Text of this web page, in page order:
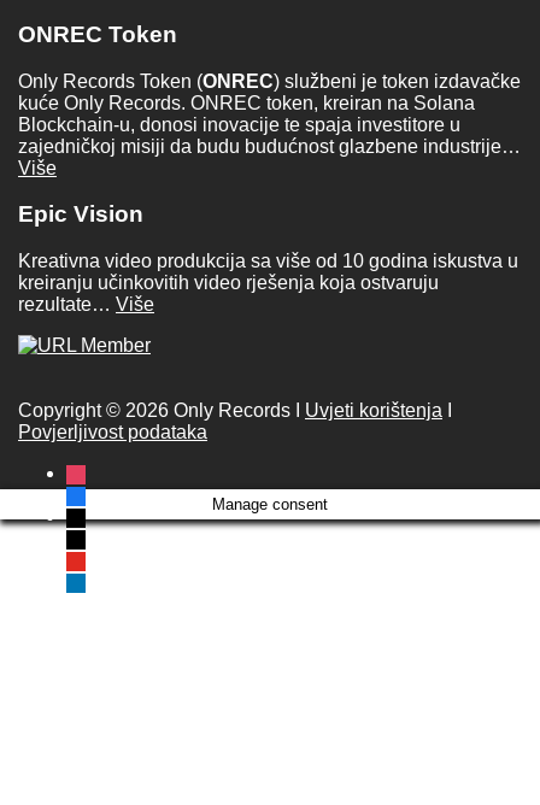
ONREC Token
Only Records Token (ONREC) službeni je token izdavačke
kuće Only Records. ONREC token, kreiran na Solana
Blockchain-u, donosi inovacije te spaja investitore u
zajedničkoj misiji da budu budućnost glazbene industrije…
Više
Epic Vision
Kreativna video produkcija sa više od 10 godina iskustva u
kreiranju učinkovitih video rješenja koja ostvaruju
rezultate… Više
Copyright © 2026 Only Records I Uvjeti korištenja
Povjerljivost podataka
instagram
facebook
x
tiktok
youtube
linkedin
Manage consent